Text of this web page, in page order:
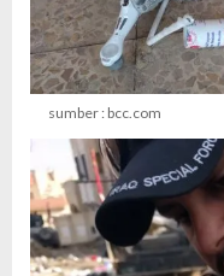
sumber : bcc.com